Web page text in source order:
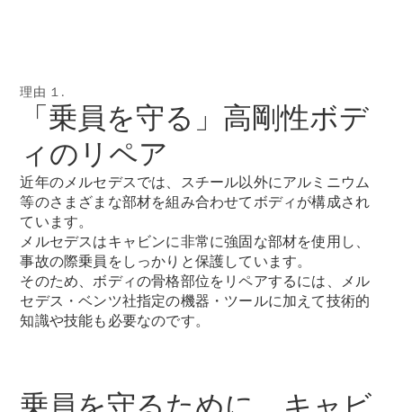
Maybach
EQS SUV
電気
GLA
GLB
GLC
GLC Coupé
GLE
GLE Coupé
GLS
Mercedes-
Maybach
GLS
G-
理由 １.
「乗員を守る」高剛性ボデ
ィのリペア
近年のメルセデスでは、スチール以外にアルミニウム
等のさまざまな部材を組み合わせてボディが構成され
ています。
メルセデスはキャビンに非常に強固な部材を使用し、
事故の際乗員をしっかりと保護しています。
そのため、ボディの骨格部位をリペアするには、メル
セデス・ベンツ社指定の機器・ツールに加えて技術的
知識や技能も必要なのです。